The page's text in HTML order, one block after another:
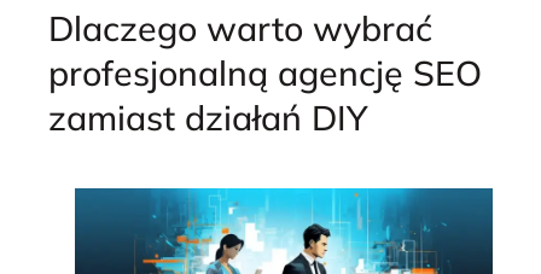
Dlaczego warto wybrać
profesjonalną agencję SEO
zamiast działań DIY